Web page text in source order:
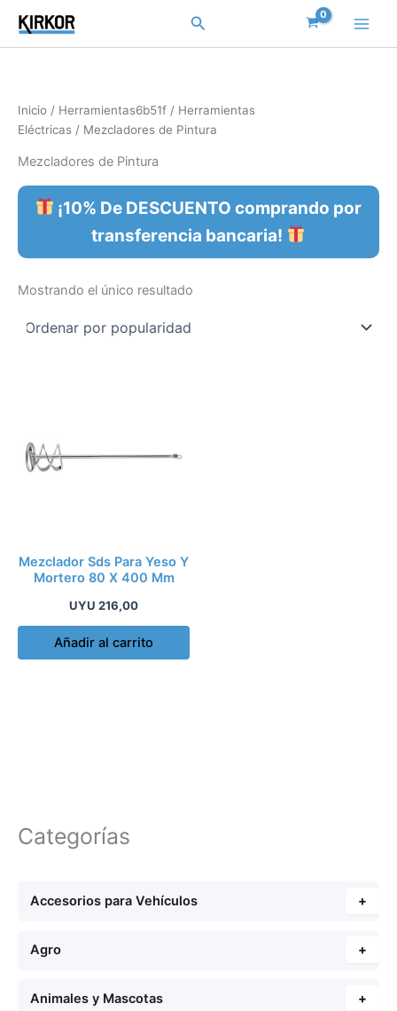
contenido
Buscar
Categorías
Accesorios para Vehículos +
Agro +
Animales y Mascotas +
Inicio / Herramientas6b51f / Herramientas
Eléctricas / Mezcladores de Pintura
Mezcladores de Pintura
¡10% De DESCUENTO comprando por
transferencia bancaria!
Mostrando el único resultado
Mezclador Sds Para Yeso Y
Mortero 80 X 400 Mm
UYU 216,00
Añadir al carrito